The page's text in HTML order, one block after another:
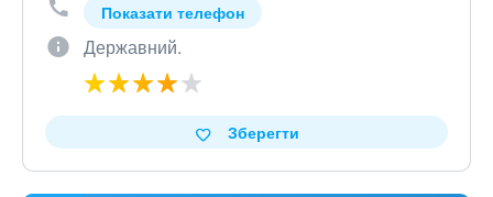
Показати телефон
Державний.
Зберегти